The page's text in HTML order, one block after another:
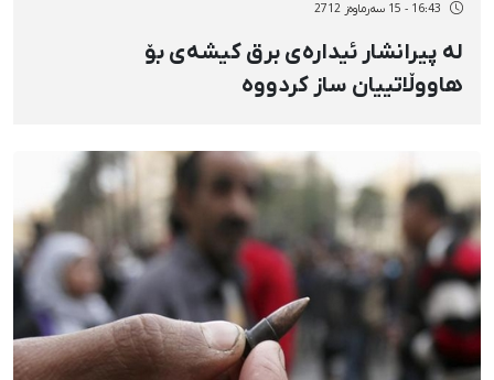
16:43 - 15 سەرماوەز 2712
لە پیرانشار ئیدارەی برق کیشەی بۆ
هاووڵاتییان ساز کردووە